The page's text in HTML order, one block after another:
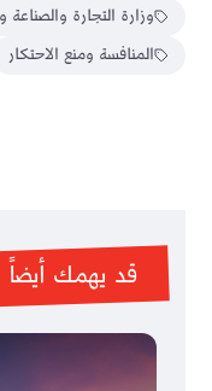
وزارة التجارة والصناعة
المنافسة ومنع الاحتكار
قد يهمك أيضاً